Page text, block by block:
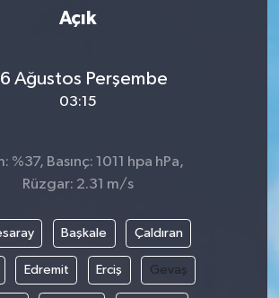
Açık
Ağustos Perşembe
03:15
%37, Basınç: 1011 hpa hPa,
Rüzgar: 2.31 m/s
Başkale Çaldıran
Edremit Erciş Gevaş